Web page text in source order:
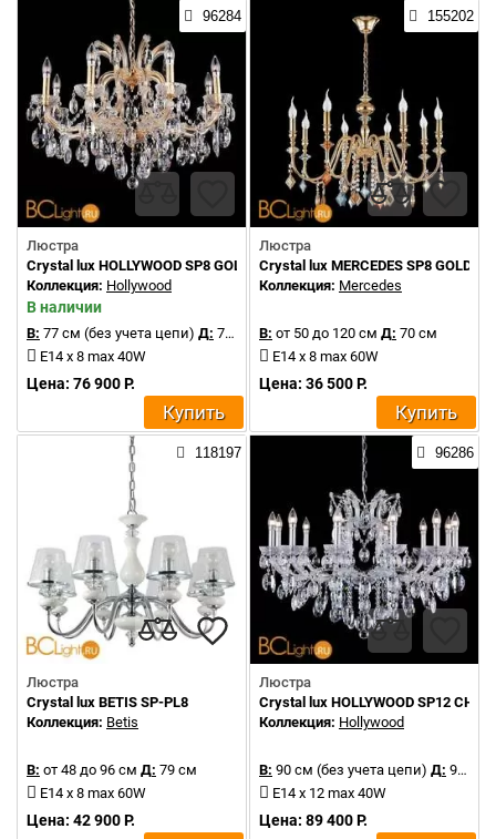
96284
Люстра
Crystal lux HOLLYWOOD SP8 GOLD
Коллекция: Hollywood
В наличии
В: 77 см (без учета цепи) Д: 77 см
E14 x 8 max 40W
Цена: 76 900 Р.
Купить
155202
Люстра
Crystal lux MERCEDES SP8 GOLD/
Коллекция: Mercedes
В: от 50 до 120 см Д: 70 см
E14 x 8 max 60W
Цена: 36 500 Р.
Купить
118197
Люстра
Crystal lux BETIS SP-PL8
Коллекция: Betis
В: от 48 до 96 см Д: 79 см
E14 x 8 max 60W
Цена: 42 900 Р.
96286
Люстра
Crystal lux HOLLYWOOD SP12
Коллекция: Hollywood
В: 90 см (без учета цепи) Д: 90 см
E14 x 12 max 40W
Цена: 89 400 Р.